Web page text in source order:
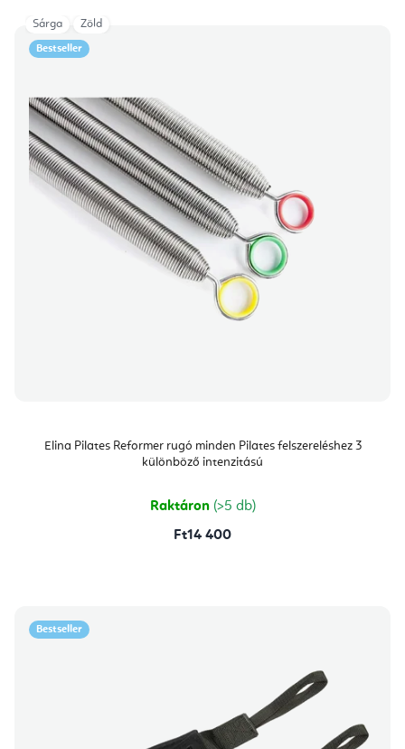
Bestseller
Elina Pilates Reformer rugó minden Pilates felszereléshez 3
különböző intenzitású
Raktáron (>5 db)
Ft14 400
Sárga Zöld
Bestseller